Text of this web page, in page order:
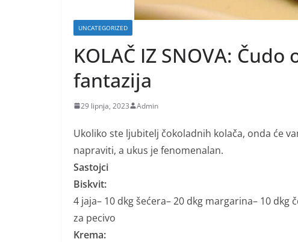
UNCATEGORIZED
KOLAČ IZ SNOVA:
fantazija
29 lipnja, 2023 Admin
Ukoliko ste ljubitelj čokoladnih kolača, onda će
napraviti, a ukus je fenomenalan.
Sastojci
Biskvit:
4 jaja– 10 dkg šećera– 20 dkg margarina– 10 dkg
za pecivo
Krema: